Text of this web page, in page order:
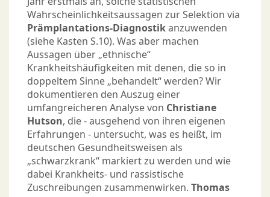
Wahrscheinlichkeitsaussagen zur Selektion via
Prämplantations-Diagnostikanzuwenden
(siehe Kasten S.10). Was aber machen
Aussagen über „ethnische“
Krankheitshäufigkeiten mit denen, die so in
doppeltem Sinne „behandelt“ werden? Wir
dokumentieren den Auszug einer
umfangreicheren Analyse von Christiane
Hutson, die - ausgehend von ihren eigenen
Erfahrungen - untersucht, was es heißt, im
deutschen Gesundheitsweisen als
„schwarzkrank“ markiert zu werden und wie
dabei Krankheits- und rassistische
Zuschreibungen zusammenwirken. Thomas